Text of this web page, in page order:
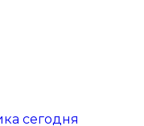
сегодня